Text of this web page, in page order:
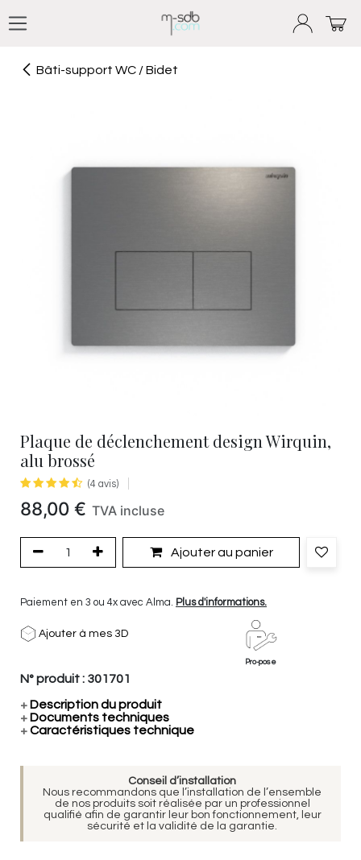
Bâti-support WC / Bidet
Plaque de déclenchement design Wirquin,
alu brossé
(4 avis)
88,00 € TVA incluse
Ajouter au panier
Paiement en 3 ou 4x avec Alma. Plus d'informations.
Ajouter à mes 3D
Pro-pose
N° produit : 301701
+ Description du produit
+ Documents techniques
+Caractéristiques technique
Conseil d’installation
Nous recommandons que l’installation de l’ensemble
de nos produits soit réalisée par un professionnel
qualifié afin de garantir leur bon fonctionnement, leur
sécurité et la validité de la garantie.